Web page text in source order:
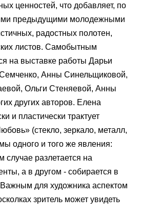
ценностей, что добавляет, по
предыдущими молодежными
радостных полотен,
листов. Самобытным
на выставке работы Дарьи
Анны Синельщиковой,
Ольги Стеняевой, Анны
других авторов. Елена
и пластически трактует
(стекло, зеркало, металл,
одного и того же явления:
случае разлетается на
а в другом - собирается в
для художника аспектом
зритель может увидеть